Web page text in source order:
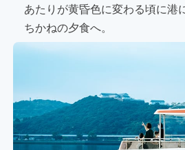
あたりが黄昏色に変わる頃に港
ちかねの夕食へ。